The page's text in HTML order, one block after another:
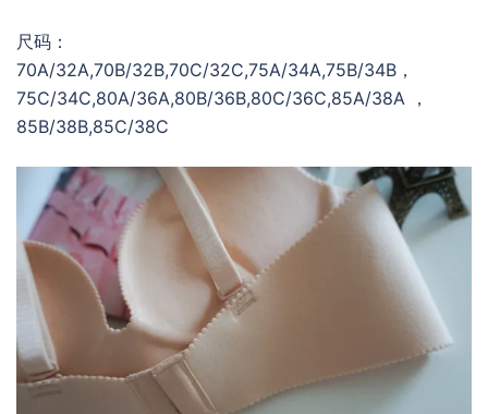
尺码：
70A/32A,70B/32B,70C/32C,75A/34A,75B/34B，
75C/34C,80A/36A,80B/36B,80C/36C,85A/38A ，
85B/38B,85C/38C